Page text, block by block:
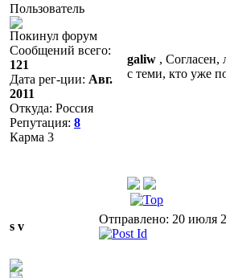
Пользователь
Покинул форум
Сообщений всего:
121
Дата рег-ции: Авг.
2011
Откуда: Россия
Репутация: 8
Карма 3
galiw , Согласен,
с теми, кто уже
s v
Отправлено: 20 июля